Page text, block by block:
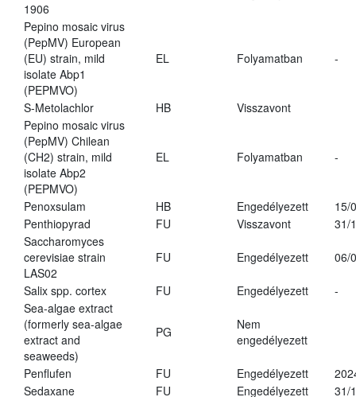
1906
Pepino mosaic virus
(PepMV) European
(EU) strain, mild
isolate Abp1
(PEPMVO)
EL Folyamatban -
S-Metolachlor HB
Visszavont
Pepino mosaic virus
(PepMV) Chilean
(CH2) strain, mild
isolate Abp2
(PEPMVO)
EL Folyamatban -
Penoxsulam HB Engedélyezett
15/
Penthiopyrad
FU Visszavont
31/
Saccharomyces
cerevisiae strain
LAS02
FU Engedélyezett 06/
Salix spp. cortex FU Engedélyezett
-
Sea-algae extract
(formerly sea-algae
extract and
seaweeds)
PG
Nem
engedélyezett
Penflufen FU Engedélyezett
Sedaxane
FU Engedélyezett
31/